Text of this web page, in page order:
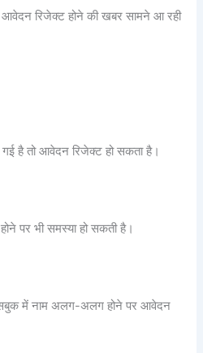
आवेदन रिजेक्ट होने की खबर सामने आ रही
है तो आवेदन रिजेक्ट हो सकता है।
पर भी समस्या हो सकती है।
में नाम अलग-अलग होने पर आवेदन